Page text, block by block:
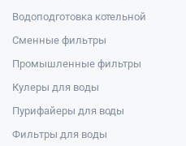
Водоподготовка котельной
Сменные фильтры
Промышленные фильтры
Кулеры для воды
Пурифайеры для воды
Фильтры для воды